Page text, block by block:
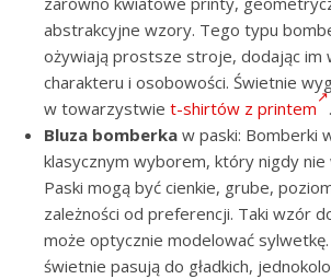
abstrakcyjne wzory. Tego typu
ożywiają prostsze stroje, dodając im
charakteru i osobowości. Świetnie
w towarzystwie t-shirtów z printem .
Bluza bomberka w paski: Bomberki
klasycznym wyborem, który nigdy nie
Paski mogą być cienkie, grube,
zależności od preferencji. Taki wzór
może optycznie modelować
świetnie pasują do gładkich,